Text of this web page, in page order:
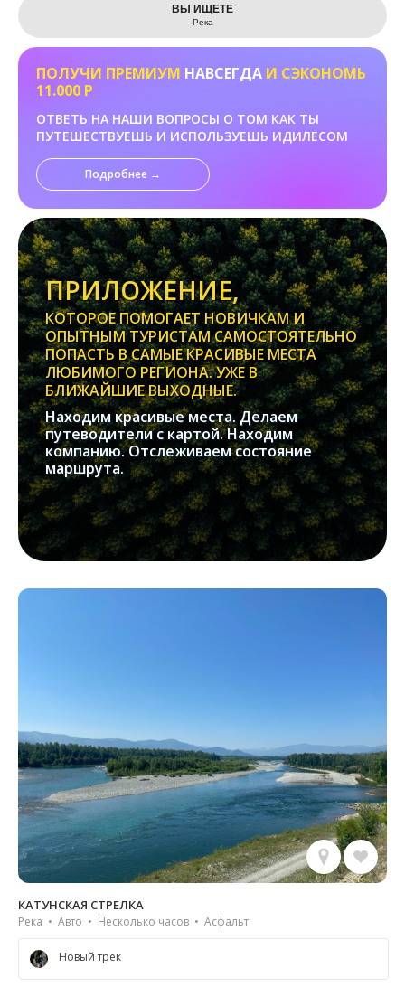
ВЫ ИЩЕТЕ
Река
ПОЛУЧИ ПРЕМИУМ НАВСЕГДА И СЭКОНОМЬ
11.000 Р
ОТВЕТЬ НА НАШИ ВОПРОСЫ О ТОМ КАК ТЫ
ПУТЕШЕСТВУЕШЬ И ИСПОЛЬЗУЕШЬ ИДИЛЕСОМ
Подробнее →
ПРИЛОЖЕНИЕ,
КОТОРОЕ ПОМОГАЕТ НОВИЧКАМ И
ОПЫТНЫМ ТУРИСТАМ САМОСТОЯТЕЛЬНО
ПОПАСТЬ В САМЫЕ КРАСИВЫЕ МЕСТА
ЛЮБИМОГО РЕГИОНА. УЖЕ В
БЛИЖАЙШИЕ ВЫХОДНЫЕ.
Находим красивые места. Делаем
путеводители с картой. Находим
компанию. Отслеживаем состояние
маршрута.
КАТУНСКАЯ СТРЕЛКА
Река • Авто • Несколько часов • Асфальт
Новый трек